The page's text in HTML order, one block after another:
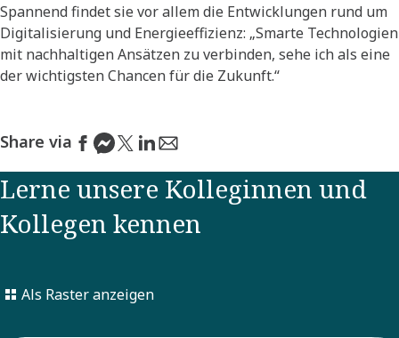
Spannend findet sie vor allem die Entwicklungen rund um
Digitalisierung und Energieeffizienz: „Smarte Technologien
mit nachhaltigen Ansätzen zu verbinden, sehe ich als eine
der wichtigsten Chancen für die Zukunft.“
Share via
Lerne unsere Kolleginnen und
Kollegen kennen
Als Raster anzeigen